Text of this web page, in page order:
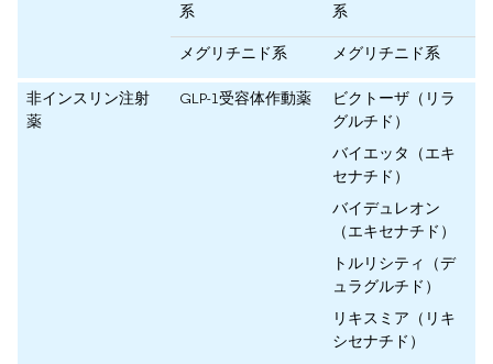
系
系
メグリチニド系 メグリチニド系
非インスリン注射
薬
GLP-1受容体作動薬
ビクトーザ（リラ
グルチド）
バイエッタ（エキ
セナチド）
バイデュレオン
（エキセナチド）
トルリシティ（デ
ュラグルチド）
リキスミア（リキ
シセナチド）